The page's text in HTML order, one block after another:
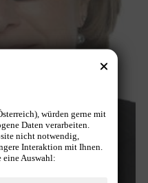
würden gerne mit
Daten verarbeiten.
nicht notwendig,
Interaktion mit Ihnen.
eine Auswahl: